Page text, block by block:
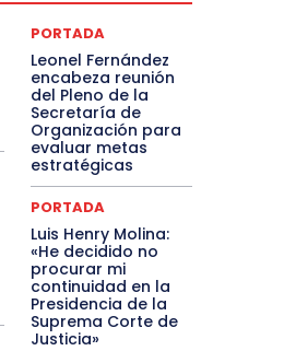
PORTADA
Leonel Fernández
encabeza reunión
del Pleno de la
Secretaría de
Organización para
evaluar metas
estratégicas
PORTADA
Luis Henry Molina:
«He decidido no
procurar mi
continuidad en la
Presidencia de la
Suprema Corte de
Justicia»